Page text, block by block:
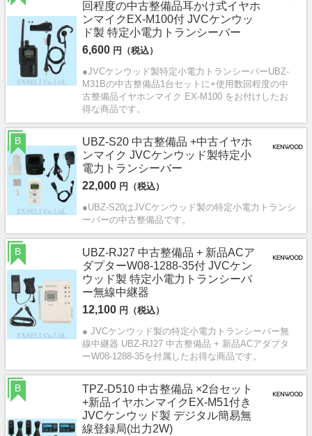
回程度の中古整備品耳かけ式イヤホ
ンマイクEX-M100付 JVCケンウッ
ド製 特定小電力トランシーバー
6,600 円（税込）
●JVCケンウッド製特定小電力トランシーバーUBZ-
M31Bの中古整備品1台セットに+使用数回程度の中
古整備品イヤホンマイク EX-M100 をお付けしたお
得な商品です。
UBZ-S20 中古整備品 +中古イヤホ
ンマイク JVCケンウッド製特定小
電力トランシーバー
22,000 円（税込）
●UBZ-S20はJVCケンウッド製の特定小電力トランシ
ーバーの中古整備品です。
B
UBZ-RJ27 中古整備品 + 新品ACア
ダプターW08-1288-35付 JVCケン
ウッド製 特定小電力トランシーバ
ー無線中継器
12,100 円（税込）
● JVCケンウッド製の特定小電力トランシーバー無
線中継器 UBZ-RJ27 中古整備品 + 新品ACアダプタ
ーW08-1288-35を付属したお得な商品です。
B
TPZ-D510 中古整備品 ×2台セット
+新品イヤホンマイクEX-M51付き
JVCケンウッド製 デジタル簡易無
線登録局(出力2W)
B